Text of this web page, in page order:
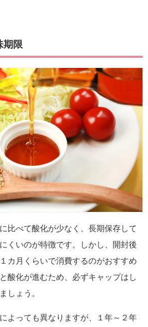
期限
比べて酸化が少なく、長期保存して
くいのが特徴です。しかし、開封後
カ月くらいで消費するのがおすすめ
酸化が進むため、必ずキャップはし
しょう。
よっても異なりますが、１年～２年